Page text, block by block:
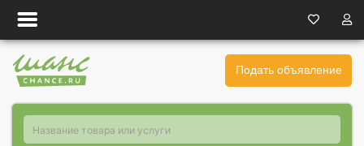
Подать объявление